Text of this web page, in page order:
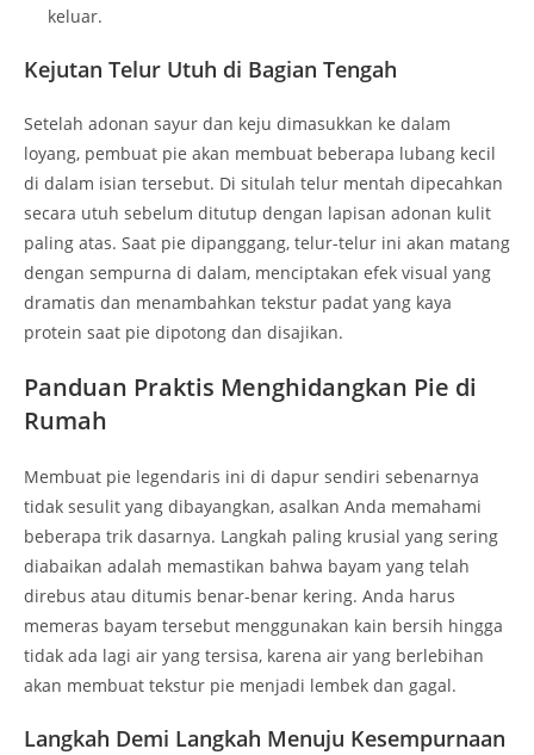
keluar.
Kejutan Telur Utuh di Bagian Tengah
Setelah adonan sayur dan keju dimasukkan ke dalam
loyang, pembuat pie akan membuat beberapa lubang kecil
di dalam isian tersebut. Di situlah telur mentah dipecahkan
secara utuh sebelum ditutup dengan lapisan adonan kulit
paling atas. Saat pie dipanggang, telur-telur ini akan matang
dengan sempurna di dalam, menciptakan efek visual yang
dramatis dan menambahkan tekstur padat yang kaya
protein saat pie dipotong dan disajikan.
Panduan Praktis Menghidangkan Pie di
Rumah
Membuat pie legendaris ini di dapur sendiri sebenarnya
tidak sesulit yang dibayangkan, asalkan Anda memahami
beberapa trik dasarnya. Langkah paling krusial yang sering
diabaikan adalah memastikan bahwa bayam yang telah
direbus atau ditumis benar-benar kering. Anda harus
memeras bayam tersebut menggunakan kain bersih hingga
tidak ada lagi air yang tersisa, karena air yang berlebihan
akan membuat tekstur pie menjadi lembek dan gagal.
Langkah Demi Langkah Menuju Kesempurnaan